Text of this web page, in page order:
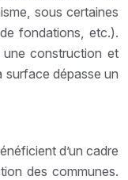
sous certaines
fondations, etc.).
une construction et
surface dépasse un
d’un cadre
des communes.